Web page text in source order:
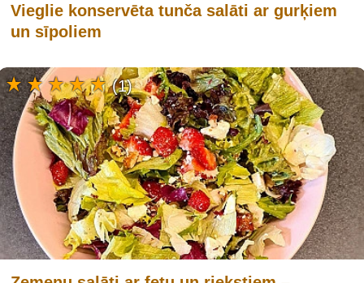
Vieglie konservēta tunča salāti ar gurķiem
un sīpoliem
(1)